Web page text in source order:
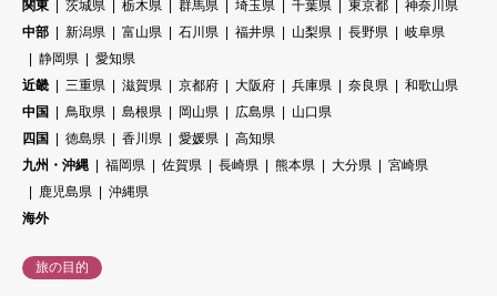
関東
茨城県 栃木県 群馬県 埼玉県 千葉県 東京都
神奈川県
中部
新潟県 富山県 石川県 福井県 山梨県 長野県
岐阜県
静岡県
愛知県
近畿
三重県 滋賀県 京都府 大阪府 兵庫県 奈良県
和歌山県
中国
鳥取県 島根県 岡山県 広島県
山口県
四国
徳島県 香川県 愛媛県
高知県
九州・沖縄
福岡県 佐賀県 長崎県 熊本県 大分県
宮崎県
鹿児島県
沖縄県
海外
旅の目的